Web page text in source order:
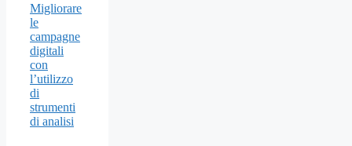
Migliorare
le
campagne
digitali
con
l’utilizzo
di
strumenti
di analisi